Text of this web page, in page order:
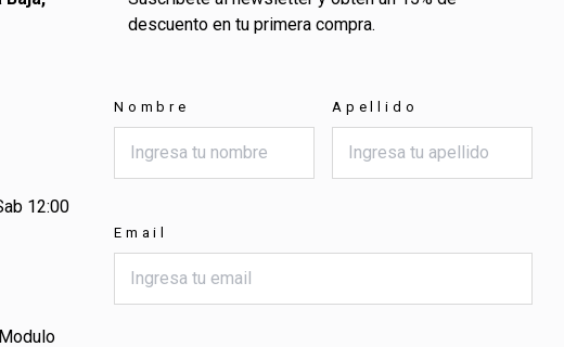
12:00
descuento en tu primera compra.
Nombre Apellido
Email